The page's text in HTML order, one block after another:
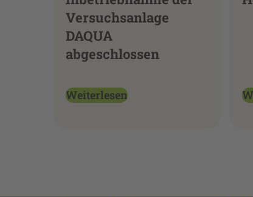
Versuchsanlage
DAQUA
abgeschlossen
Weiterlesen